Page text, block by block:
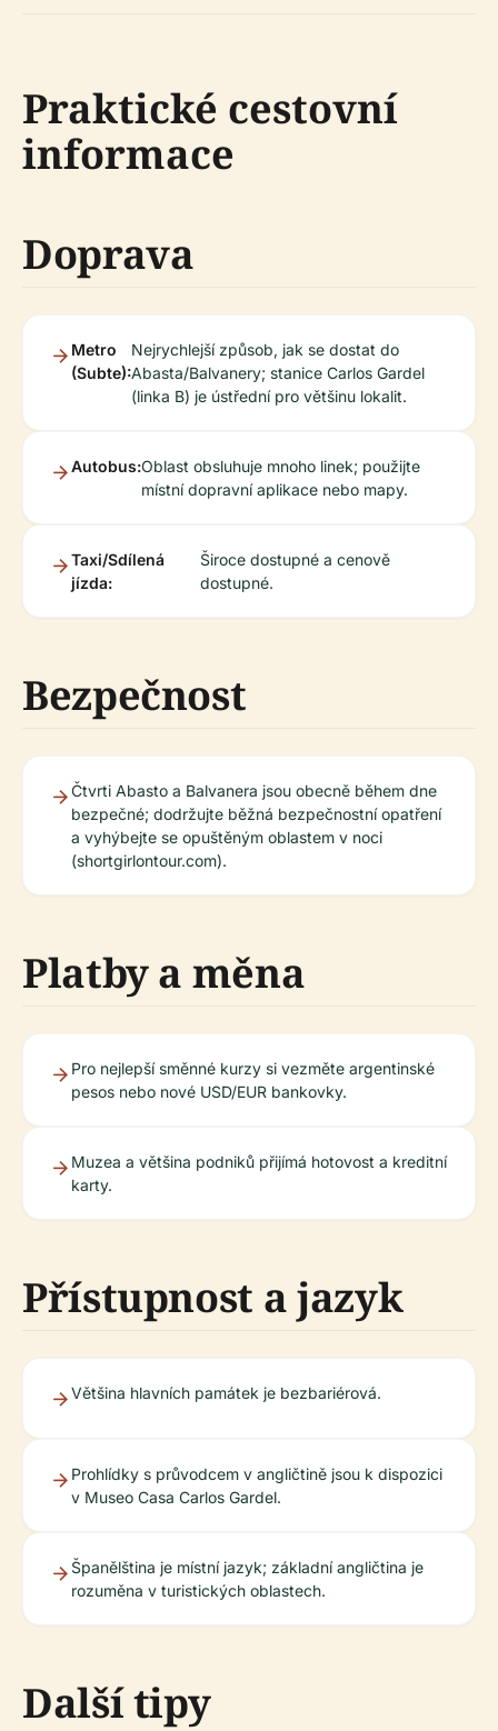
Praktické cestovní
informace
Doprava
Metro
(Subte):
Nejrychlejší způsob, jak se dostat do
Abasta/Balvanery; stanice Carlos Gardel
(linka B) je ústřední pro většinu lokalit.
Autobus:Oblast obsluhuje mnoho linek; použijte
místní dopravní aplikace nebo mapy.
Taxi/Sdílená
jízda:
Široce dostupné a cenově
dostupné.
Bezpečnost
Čtvrti Abasto a Balvanera jsou obecně během dne
bezpečné; dodržujte běžná bezpečnostní opatření
a vyhýbejte se opuštěným oblastem v noci
(shortgirlontour.com).
Platby a měna
Pro nejlepší směnné kurzy si vezměte argentinské
pesos nebo nové USD/EUR bankovky.
Muzea a většina podniků přijímá hotovost a kreditní
karty.
Přístupnost a jazyk
Většina hlavních památek je bezbariérová.
Prohlídky s průvodcem v angličtině jsou k dispozici
v Museo Casa Carlos Gardel.
Španělština je místní jazyk; základní angličtina je
rozuměna v turistických oblastech.
Další tipy